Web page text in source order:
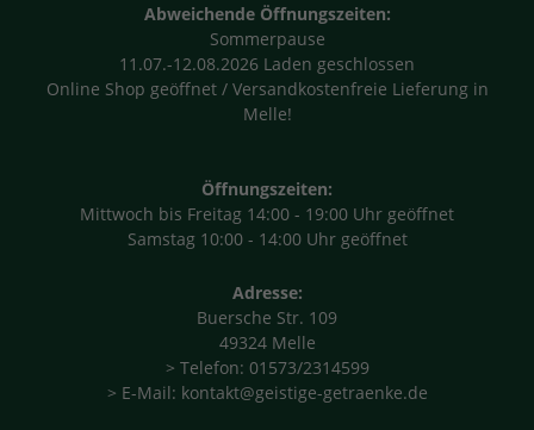
Abweichende Öffnungszeiten:
Sommerpause
11.07.-12.08.2026 Laden geschlossen
Online Shop geöffnet / Versandkostenfreie Lieferung in
Melle!
Öffnungszeiten:
Mittwoch bis Freitag 14:00 - 19:00 Uhr geöffnet
Samstag 10:00 - 14:00 Uhr geöffnet
Adresse:
Buersche Str. 109
49324 Melle
> Telefon: 01573/2314599
> E-Mail: kontakt@geistige-getraenke.de